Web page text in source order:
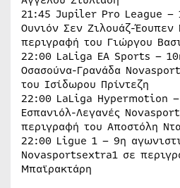
21:45 Jupiler Pro League –
Ουνιόν Σεν Ζιλουάζ-
περιγραφή του Γιώργου
22:00 LaLiga ΕΑ Sports –
Οσασούνα-Γρανάδα
του Ισίδωρου Πρίντεζη
22:00 LaLiga Hypermotion
Εσπανιόλ-Λεγανές
περιγραφή του Αποστόλη
22:00 Ligue 1 – 9η
Novasportsextra1 σε
Μπαϊρακτάρη